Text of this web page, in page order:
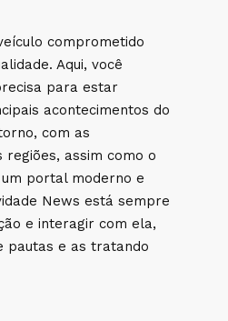
comprometido
Aqui, você
para estar
acontecimentos do
com as
assim como o
portal moderno e
News está sempre
e interagir com ela,
pautas e as tratando